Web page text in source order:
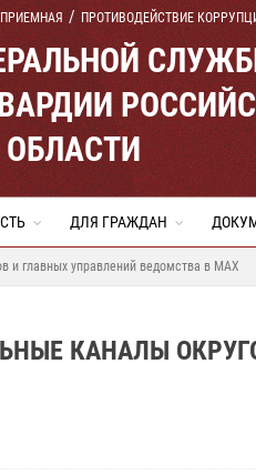
ПРОТИВОДЕЙСТВИЕ
ДЛЯ ГРАЖДАН
и главных управлений ведомства в MAX
КАНАЛЫ